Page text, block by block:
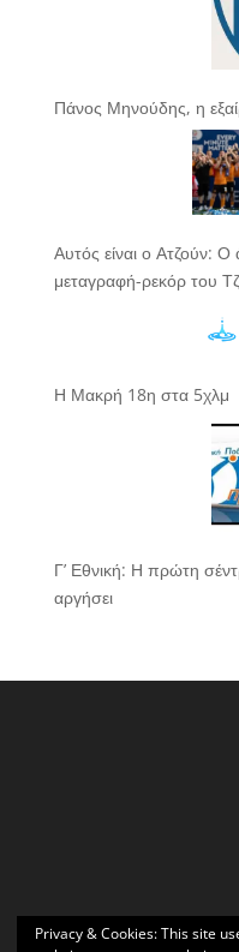
Πάνος Μηνούδης, η
Αυτός είναι ο Ατζούν:
μεταγραφή-ρεκόρ του
Η Μακρή 18η στα 5χλμ
Γ’ Εθνική: Η πρώτη
αργήσει
Privacy & Cookies: This site